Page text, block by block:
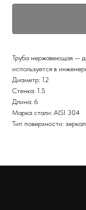
Труба нержавеющая —
используется в
Диаметр: 12
Стенка: 1.5
Длина: 6
Марка стали: AISI 304
Тип поверхности: